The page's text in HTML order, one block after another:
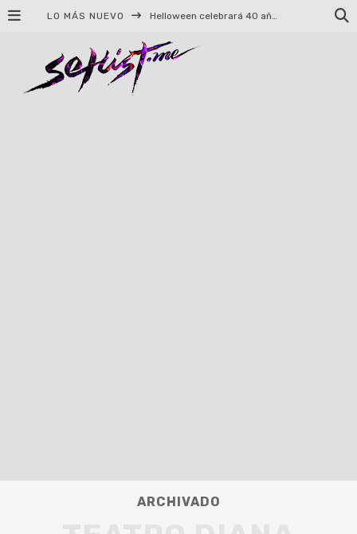
LO MÁS NUEVO Helloween celebrará 40 años de historia con conciertos en Ciudad de México y Guadalajara
ARCHIVADO